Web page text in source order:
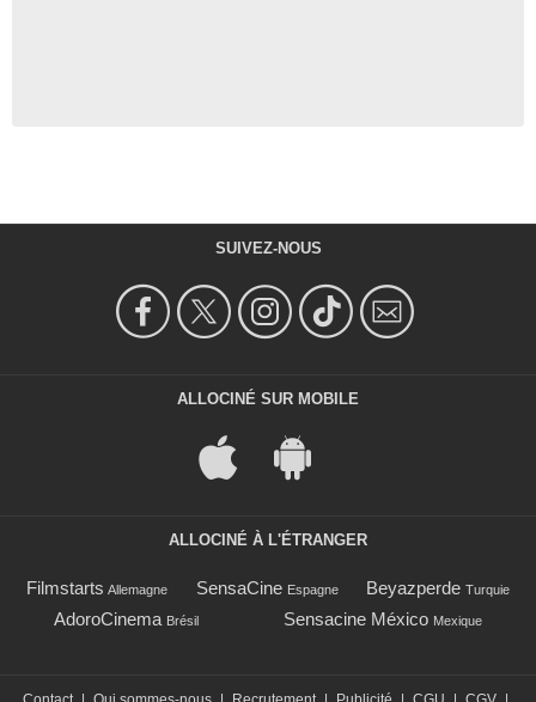
SUIVEZ-NOUS
ALLOCINÉ SUR MOBILE
ALLOCINÉ À L'ÉTRANGER
Filmstarts Allemagne SensaCine Espagne Beyazperde Turquie
AdoroCinema Brésil Sensacine México Mexique